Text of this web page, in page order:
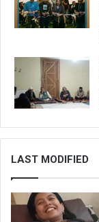
LAST MODIFIED